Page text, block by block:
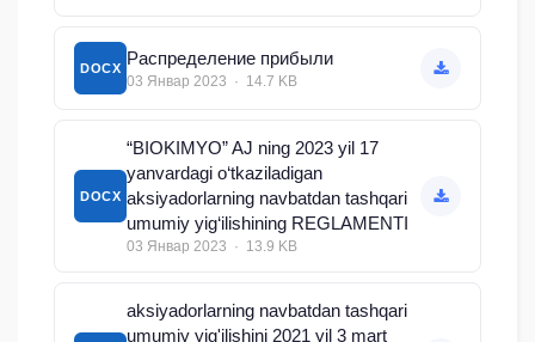
DOCX
Распределение прибыли
03 Январ 2023 · 14.7 KB
DOCX
“BIOKIMYO” AJ ning 2023 yil 17
yanvardagi o‘tkaziladigan
aksiyadorlarning navbatdan tashqari
umumiy yig‘ilishining REGLAMENTI
03 Январ 2023 · 13.9 KB
aksiyadorlarning navbatdan tashqari
umumiy yig'ilishini 2021 yil 3 mart